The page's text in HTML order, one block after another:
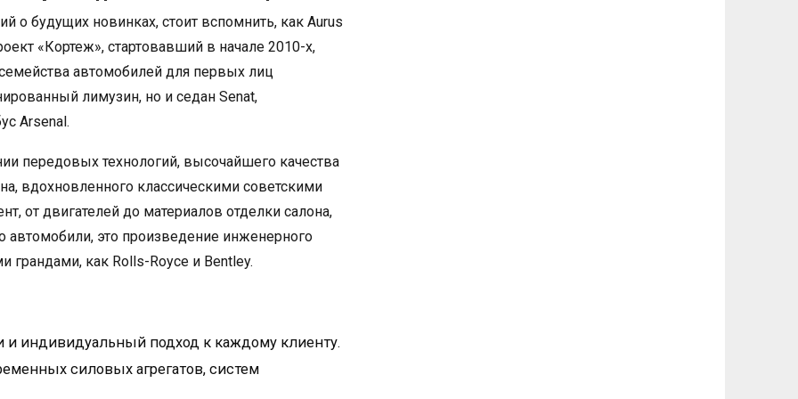
будущих новинках, стоит вспомнить, как Aurus
«Кортеж», стартовавший в начале 2010-х,
автомобилей для первых лиц
лимузин, но и седан Senat,
Arsenal.
передовых технологий, высочайшего качества
вдохновленного классическими советскими
от двигателей до материалов отделки салона,
автомобили, это произведение инженерного
грандами, как Rolls-Royce и Bentley.
и индивидуальный подход к каждому клиенту.
силовых агрегатов, систем